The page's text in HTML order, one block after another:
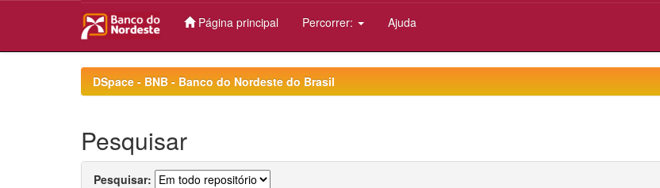
Página principal Percorrer: Ajuda
DSpace - BNB - Banco do Nordeste do Brasil
Pesquisar
Pesquisar: